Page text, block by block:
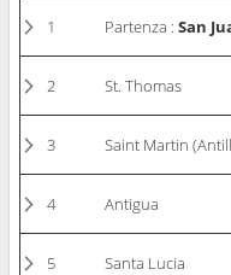
1 Partenza :San
2 St. Thomas
3 Saint Martin
4 Antigua
5 Santa Lucia